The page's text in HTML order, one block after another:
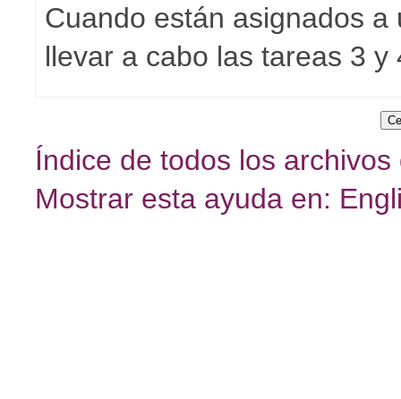
Cuando están asignados
llevar a cabo las tareas 3 y
Índice de todos los archivos
Mostrar esta ayuda en: